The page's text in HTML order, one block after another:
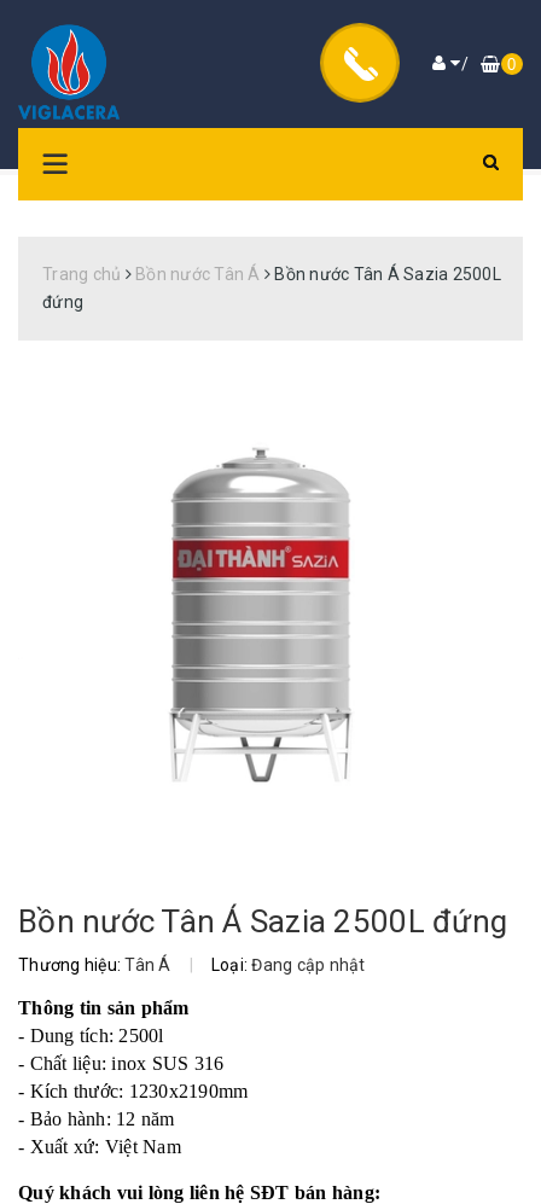
/ 0
Trang chủ Bồn nước Tân Á
Bồn nước Tân Á Sazia 2500L
đứng
Bồn nước Tân Á Sazia 2500L đứng
Thương hiệu:Tân Á | Loại:Đang cập nhật
Thông tin sản phẩm
- Dung tích: 2500l
- Chất liệu: inox SUS 316
- Kích thước: 1230x2190mm
- Bảo hành: 12 năm
- Xuất xứ: Việt Nam
Quý khách vui lòng liên hệ SĐT bán hàng: